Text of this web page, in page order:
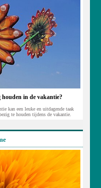
houden in de vakantie?
kan een leuke en uitdagende taak
te houden tijdens de vakantie.